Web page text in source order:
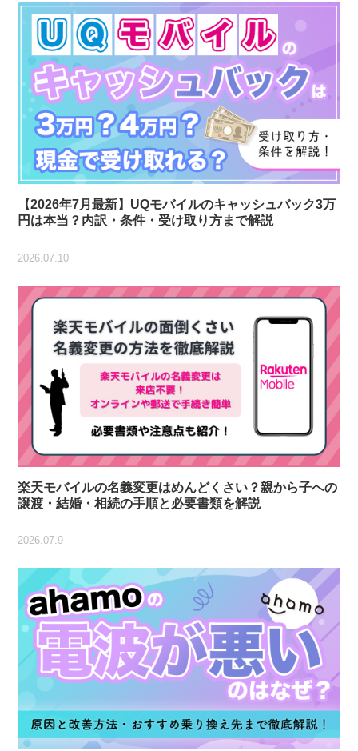
【2026年7月最新】UQモバイルのキャッシュバック3万
円は本当？内訳・条件・受け取り方まで解説
2026.07.10
楽天モバイルの名義変更はめんどくさい？親から子への
譲渡・結婚・相続の手順と必要書類を解説
2026.07.9